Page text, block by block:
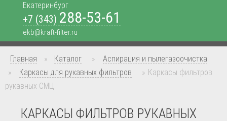
Екатеринбург
+7 (343) 288-53-61
ekb@kraft-filter.ru
Главная » Каталог »
Аспирация и пылегазоочистка
»
Каркасы для рукавных фильтров » Каркасы фильтров
рукавных СМЦ
КАРКАСЫ ФИЛЬТРОВ РУКАВНЫХ